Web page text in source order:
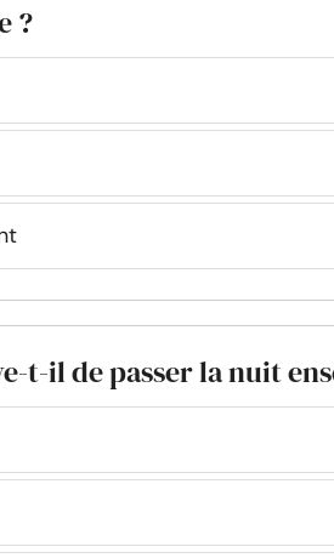
?
t-il de passer la nuit